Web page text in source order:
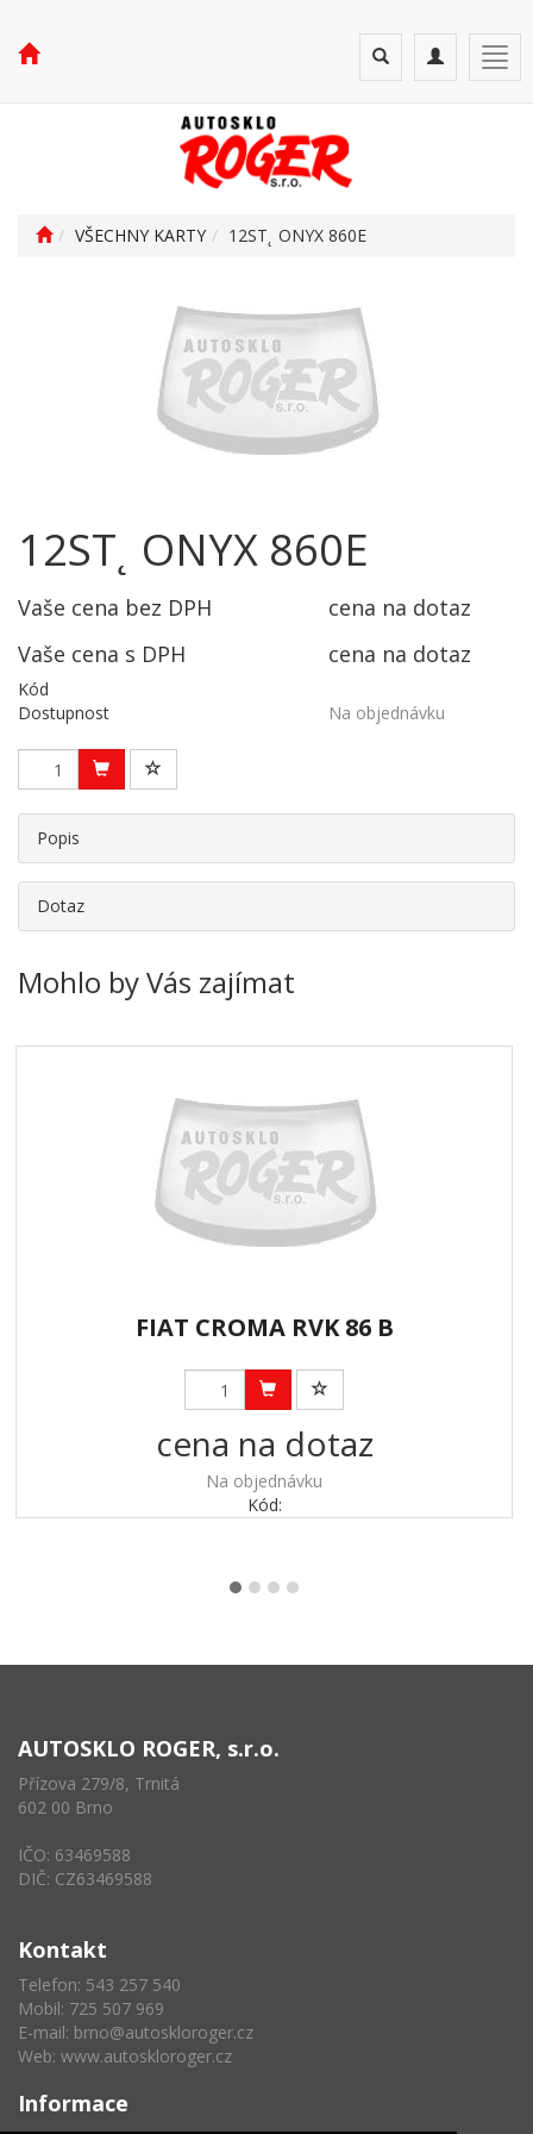
Toggle
navigation
Toggle
search
VŠECHNY KARTY 12ST˛ ONYX 860E
12ST˛ ONYX 860E
Vaše cena bez DPH
cena na dotaz
Vaše cena s DPH
cena na dotaz
Kód
Dostupnost
Na objednávku
Popis
Dotaz
Mohlo by Vás zajímat
FIAT CROMA RVK 86 B
cena na dotaz
Na objednávku
Kód:
AUTOSKLO ROGER, s.r.o.
Přízova 279/8, Trnitá
602 00 Brno
IČO: 63469588
DIČ: CZ63469588
Kontakt
Telefon: 543 257 540
Mobil: 725 507 969
E-mail: brno@autoskloroger.cz
Web: www.autoskloroger.cz
Informace